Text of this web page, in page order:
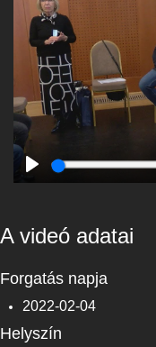
Play
A videó adatai
Forgatás napja
2022-02-04
Helyszín